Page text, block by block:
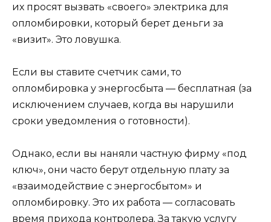
их просят вызвать «своего» электрика для
опломбировки, который берет деньги за
«визит». Это ловушка.
Если вы ставите счетчик сами, то
опломбировка у энергосбыта — бесплатная (за
исключением случаев, когда вы нарушили
сроки уведомления о готовности).
Однако, если вы наняли частную фирму «под
ключ», они часто берут отдельную плату за
«взаимодействие с энергосбытом» и
опломбировку. Это их работа — согласовать
время прихода контролера. За такую услугу